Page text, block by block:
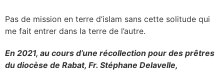
Pas de mission en terre d’islam sans cette solitude qui
me fait entrer dans la terre de l’autre.
En 2021, au cours d’une récollection pour des prêtres
du diocèse de Rabat, Fr. Stéphane Delavelle,